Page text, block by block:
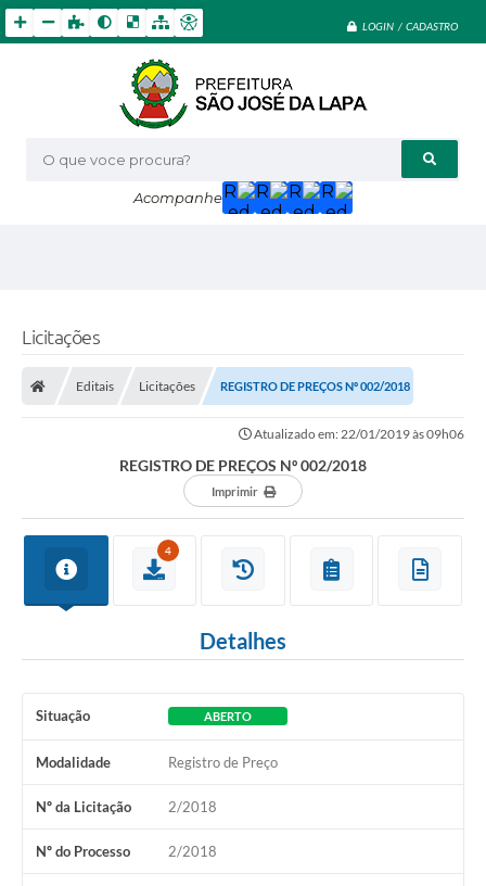
LOGIN / CADASTRO
O que voce procura?
Acompanhe
Licitações
Editais Licitações REGISTRO DE PREÇOS Nº 002/2018
Atualizado em: 22/01/2019 às 09h06
REGISTRO DE PREÇOS Nº 002/2018
Imprimir
4
Detalhes
Situação ABERTO
Modalidade Registro de Preço
Nº da Licitação 2/2018
Nº do Processo 2/2018